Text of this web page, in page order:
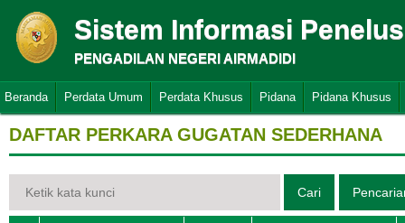
Sistem Informasi
PENGADILAN NEGERI AIRMADIDI
Beranda Perdata Umum Perdata Khusus Pidana Pidana Khusus
DAFTAR PERKARA GUGATAN SEDERHANA